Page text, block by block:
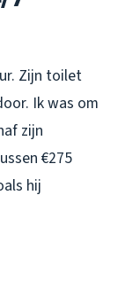
Zijn toilet
Ik was om
zijn
€275
hij